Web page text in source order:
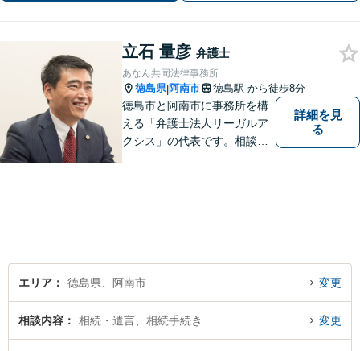
立石 量彦 弁護士
あなん共同法律事務所
徳島県|阿南市 徳島駅 から徒歩8分
徳島市と阿南市に事務所を構
える「弁護士法人リーガルア
クシス」の代表です。相談い
詳細を見
る
エリア 徳島県、阿南市 変更
相談内容 相続・遺言、相続手続き 変更